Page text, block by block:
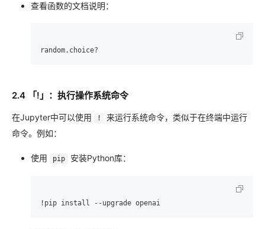
查看函数的文档说明：
2.4 「!」：执行操作系统命令
在Jupyter中可以使用 !
来运行系统命令，类似于在终端中运行
命令。例如：
使用 pip 安装Python库：